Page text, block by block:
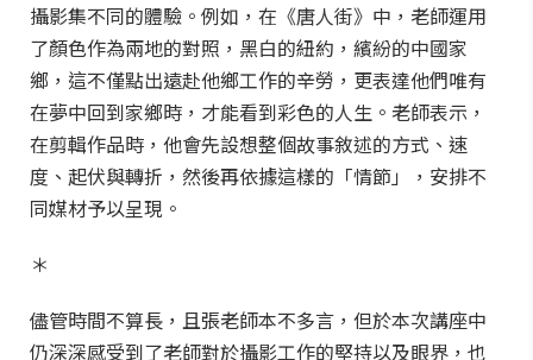
攝影集不同的體驗。例如，在《唐人街》中，老師運用
了顏色作為兩地的對照，黑白的紐約，繽紛的中國家
鄉，這不僅點出遠赴他鄉工作的辛勞，更表達他們唯有
在夢中回到家鄉時，才能看到彩色的人生。老師表示，
在剪輯作品時，他會先設想整個故事敘述的方式、速
度、起伏與轉折，然後再依據這樣的「情節」，安排不
同媒材予以呈現。
＊
儘管時間不算長，且張老師本不多言，但於本次講座中
仍深深感受到了老師對於攝影工作的堅持以及眼界，也